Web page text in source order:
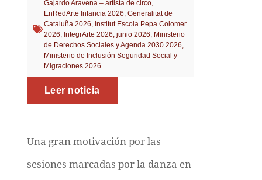
Gajardo Aravena – artista de circo,
EnRedArte Infancia 2026, Generalitat de
Cataluña 2026, Institut Escola Pepa Colomer
2026, IntegrArte 2026, junio 2026, Ministerio
de Derechos Sociales y Agenda 2030 2026,
Ministerio de Inclusión Seguridad Social y
Migraciones 2026
Leer noticia
Una gran motivación por las
sesiones marcadas por la danza en